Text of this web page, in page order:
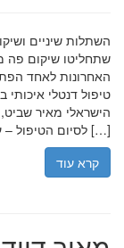
שתחליטו שיקום פה
האחרונות לאחד
טיפול דנטלי
הישראלי מאיר
לסיום הטיפול – עם ליווי מלא בעברית […]
קרא עוד